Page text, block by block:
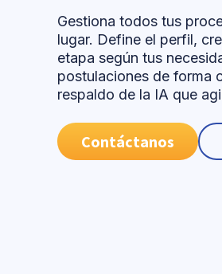
Gestiona todos tus
lugar. Define el perfil,
etapa según tus
postulaciones de forma
respaldo de la IA que
Contáctanos